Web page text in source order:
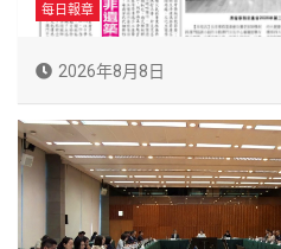
每日報章
2026年8月8日